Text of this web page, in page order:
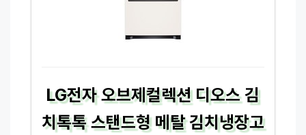
LG전자 오브제컬렉션 디오스 김
치톡톡 스탠드형 메탈 김치냉장고